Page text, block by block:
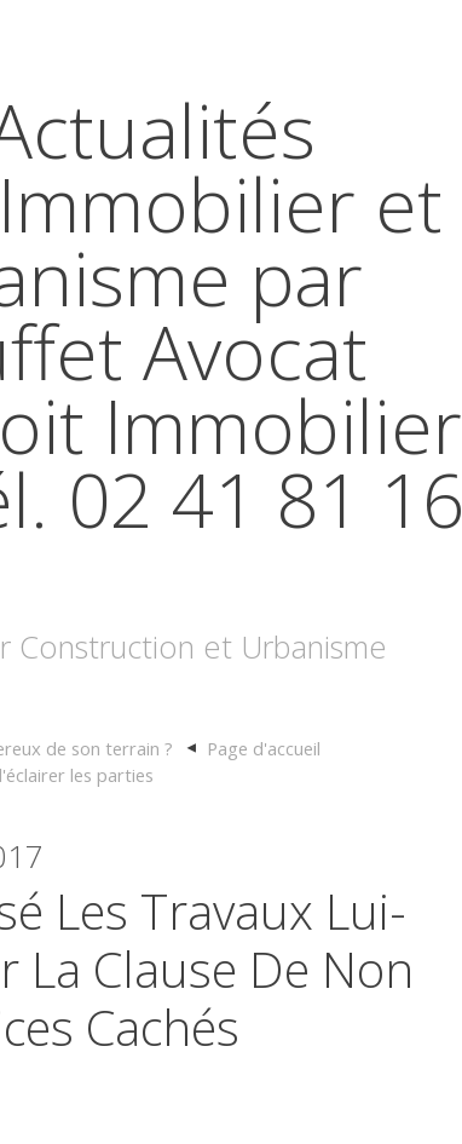
et
par
Avocat
Immobilier
02 41 81 16
Construction et Urbanisme
de son terrain ?
Page d'accueil
les parties
Les Travaux Lui-
La Clause De Non
Cachés